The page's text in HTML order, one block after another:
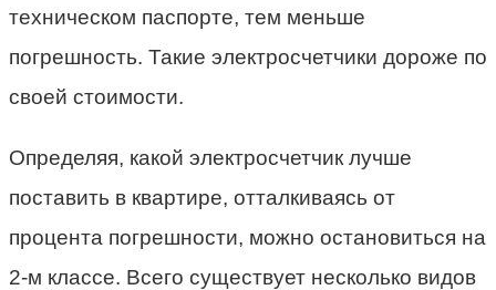
техническом паспорте, тем меньше
погрешность. Такие электросчетчики дороже по
своей стоимости.
Определяя, какой электросчетчик лучше
поставить в квартире, отталкиваясь от
процента погрешности, можно остановиться на
2-м классе. Всего существует несколько видов